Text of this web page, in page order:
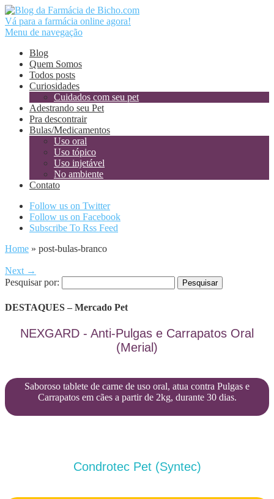
Vá para a farmácia online agora!
Menu de navegação
Blog
Quem Somos
Todos posts
Curiosidades
Cuidados com seu pet
Adestrando seu Pet
Pra descontrair
Bulas/Medicamentos
Uso oral
Uso tópico
Uso injetável
No ambiente
Contato
Follow us on Twitter
Follow us on Facebook
Subscribe To Rss Feed
Home » post-bulas-branco
Next →
Pesquisar por:
DESTAQUES – Mercado Pet
NEXGARD - Anti-Pulgas e Carrapatos Oral
(Merial)
Saboroso tablete de carne de uso oral, atua contra Pulgas e
Carrapatos em cães a partir de 2kg, durante 30 dias.
Condrotec Pet (Syntec)